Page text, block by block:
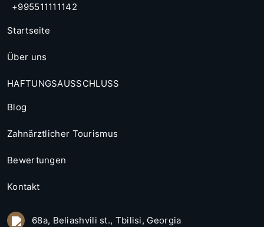
+995511111142
Startseite
Über uns
HAFTUNGSAUSSCHLUSS
Blog
Zahnärztlicher Tourismus
Bewertungen
Kontakt
68a, Beliashvili st., Tbilisi, Georgia